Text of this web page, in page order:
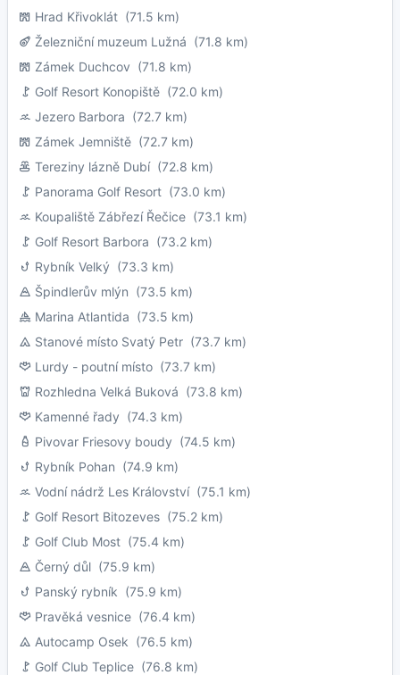
Hrad Křivoklát (71.5 km)
Železniční muzeum Lužná (71.8 km)
Zámek Duchcov (71.8 km)
Golf Resort Konopiště (72.0 km)
Jezero Barbora (72.7 km)
Zámek Jemniště (72.7 km)
Tereziny lázně Dubí(72.8 km)
Panorama Golf Resort (73.0 km)
Koupaliště Zábřezí Řečice (73.1 km)
Golf Resort Barbora (73.2 km)
Rybník Velký (73.3 km)
Špindlerův mlýn (73.5 km)
Marina Atlantida (73.5 km)
Stanové místo Svatý Petr (73.7 km)
Lurdy - poutní místo (73.7 km)
Rozhledna Velká Buková (73.8 km)
Kamenné řady (74.3 km)
Pivovar Friesovy boudy (74.5 km)
Rybník Pohan (74.9 km)
Vodní nádrž Les Království(75.1 km)
Golf Resort Bitozeves (75.2 km)
Golf Club Most (75.4 km)
Černý důl (75.9 km)
Panský rybník (75.9 km)
Pravěká vesnice (76.4 km)
Autocamp Osek (76.5 km)
Golf Club Teplice (76.8 km)